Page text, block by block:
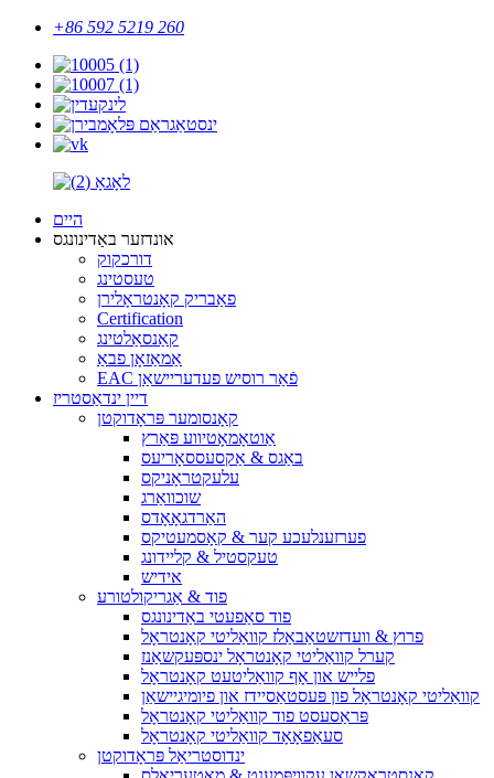
+86 592 5219 260
היים
אונדזער באַדינונגס
דורכקוק
טעסטינג
פאַבריק קאָנטראָלירן
Certification
קאַנסאַלטינג
אַמאַזאָן פבאַ
EAC פֿאַר רוסיש פעדעריישאַן
דיין ינדאַסטריז
קאָנסומער פּראָדוקטן
אַוטאָמאָטיווע פּאַרץ
באַגס & אַקסעססאָריעס
עלעקטראָניקס
שוכוואַרג
האַרדגאָאָדס
פערזענלעכע קער & קאָסמעטיקס
טעקסטיל & קליידונג
אידיש
פוד & אַגריקולטורע
פוד סאַפעטי באַדינונגס
פרוץ & וועדזשטאַבאַלז קוואַליטי קאָנטראָל
קערל קוואַליטי קאָנטראָל ינספּעקשאַנז
פלייש און אָף קוואַליטעט קאָנטראָל
קוואַליטי קאָנטראָל פון פּעסטאַסיידז און פיומיגיישאַן
פּראַסעסט פוד קוואַליטי קאָנטראָל
סעאַפאָאָד קוואַליטי קאָנטראָל
ינדוסטריאַל פּראָדוקטן